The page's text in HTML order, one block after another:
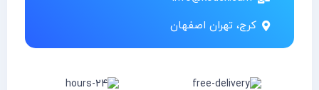
کرج، تهران اصفهان